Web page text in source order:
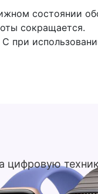
состоянии
сокращается.
при
цифровую